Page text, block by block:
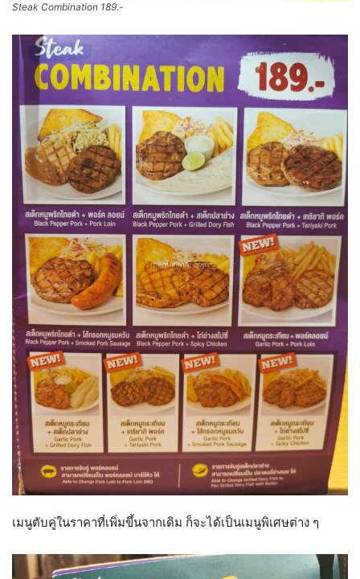
Steak Combination 189.-
เมนูตับคู่ในราคาที่เพิ่มขึ้นจากเดิม ก็จะได้เป็นเมนูพิเศษต่าง ๆ